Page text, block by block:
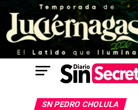
SN PEDRO CHOLULA